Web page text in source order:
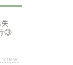
③
view